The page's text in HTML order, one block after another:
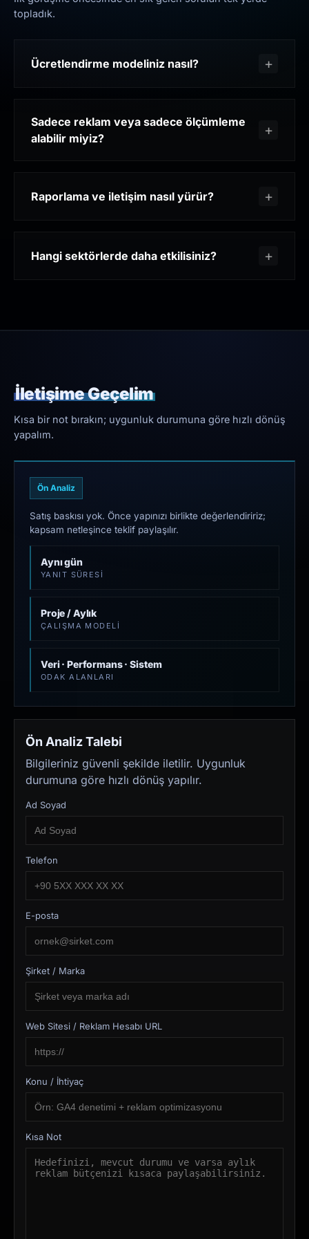
topladık.
Ücretlendirme modeliniz nasıl?
Sadece reklam veya sadece ölçümleme
alabilir miyiz?
Raporlama ve iletişim nasıl yürür?
Hangi sektörlerde daha etkilisiniz?
İletişime Geçelim
Kısa bir not bırakın; uygunluk durumuna göre hızlı dönüş
yapalım.
Ön Analiz
Satış baskısı yok. Önce yapınızı birlikte değerlendiririz;
kapsam netleşince teklif paylaşılır.
Aynı gün
YANIT SÜRESI
Proje / Aylık
ÇALIŞMA MODELI
Veri · Performans · Sistem
ODAK ALANLARI
Ön Analiz Talebi
Bilgileriniz güvenli şekilde iletilir. Uygunluk
durumuna göre hızlı dönüş yapılır.
Ad Soyad
Telefon
E-posta
Şirket / Marka
Web Sitesi / Reklam Hesabı URL
Konu / İhtiyaç
Kısa Not